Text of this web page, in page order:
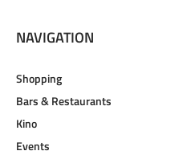
NAVIGATION
Shopping
Bars & Restaurants
Kino
Events